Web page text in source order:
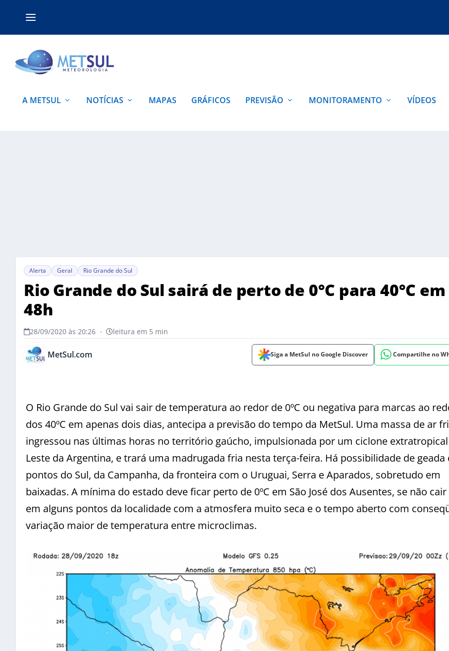
A METSUL NOTÍCIAS MAPAS GRÁFICOS PREVISÃO MONITORAMENTO VÍDEOS
Alerta Geral Rio Grande do Sul
Rio Grande do Sul sairá de perto de 0°C para 40°C em
48h
28/09/2020 às 20:26 • leitura em 5 min
MetSul.com Siga a MetSul no Google Discover Compartilhe no
O Rio Grande do Sul vai sair de temperatura ao redor de 0ºC ou negativa para marcas ao
dos 40ºC em apenas dois dias, antecipa a previsão do tempo da MetSul. Uma massa de ar
ingressou nas últimas horas no território gaúcho, impulsionada por um ciclone
Leste da Argentina, e trará uma madrugada fria nesta terça-feira. Há possibilidade de geada
pontos do Sul, da Campanha, da fronteira com o Uruguai, Serra e Aparados, sobretudo em
baixadas. A mínima do estado deve ficar perto de 0ºC em São José dos Ausentes, se não
em alguns pontos da localidade com a atmosfera muito seca e o tempo aberto com
variação maior de temperatura entre microclimas.